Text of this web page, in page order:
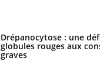
Drépanocytose : une
globules rouges aux
graves